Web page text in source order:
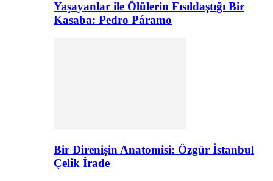
Yaşayanlar ile Ölülerin Fısıldaştığı Bir
Kasaba: Pedro Páramo
Bir Direnişin Anatomisi: Özgür İstanbul
Çelik İrade